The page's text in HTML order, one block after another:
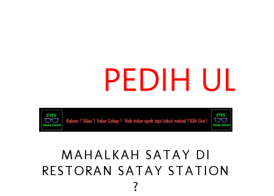
MAHALKAH SATAY DI
RESTORAN SATAY STATION
?